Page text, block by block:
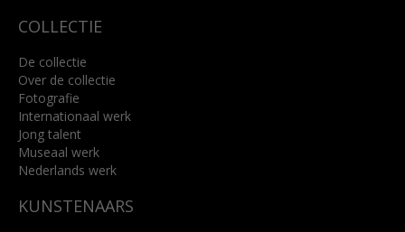
COLLECTIE
De collectie
Over de collectie
Fotografie
Internationaal werk
Jong talent
Museaal werk
Nederlands werk
KUNSTENAARS